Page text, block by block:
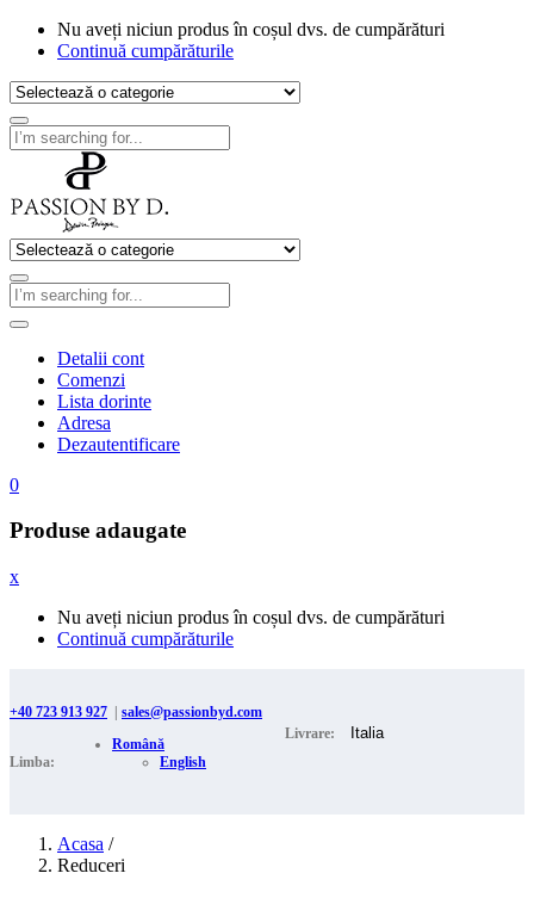
Nu aveți niciun produs în coșul dvs. de cumpărături
Continuă cumpărăturile
Detalii cont
Comenzi
Lista dorinte
Adresa
Dezautentificare
0
Produse adaugate
x
Nu aveți niciun produs în coșul dvs. de cumpărături
Continuă cumpărăturile
+40 723 913 927 sales@passionbyd.com
Limba:
Română
English
Livrare:
Acasa /
Reduceri